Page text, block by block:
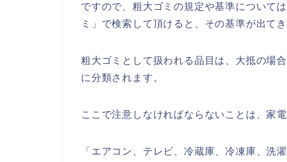
ですので、粗大ゴミの規定や基準について
ミ」で検索して頂けると、その基準が出てき
粗大ゴミとして扱われる品目は、大抵の場
に分類されます。
ここで注意しなければならないことは、家
「エアコン、テレビ、冷蔵庫、冷凍庫、洗